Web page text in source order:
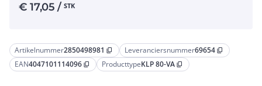
Artikelnummer2850498981 content_copy Leveranciersnummer69654 content_copy
EAN4047101114096 content_copy ProducttypeKLP 80-VA content_copy
€17,05 / STK